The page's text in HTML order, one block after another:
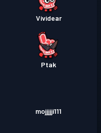
ス
レベル
30
ス
レベル
Vividear
Ptak
mojjjjji111